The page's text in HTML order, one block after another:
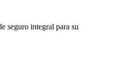
seguro integral para su